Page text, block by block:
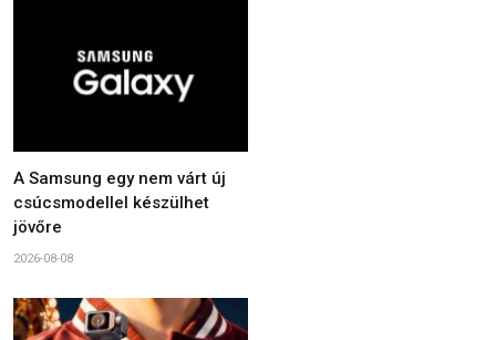
A Samsung egy nem várt új
csúcsmodellel készülhet
jövőre
2026-08-08